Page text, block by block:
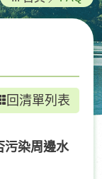
回清單列表
污染周邊水